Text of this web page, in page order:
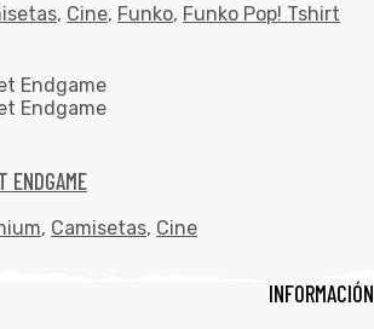
, Cine, Funko, Funko Pop! Tshirt
ENDGAME
, Camisetas, Cine
INFORMACIÓN